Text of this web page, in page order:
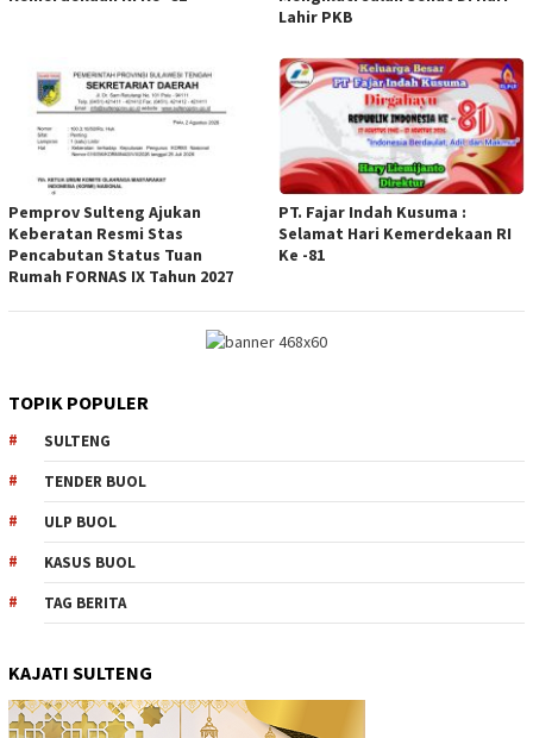
Lahir PKB
Pemprov Sulteng Ajukan
Keberatan Resmi Stas
Pencabutan Status Tuan
Rumah FORNAS IX Tahun 2027
PT. Fajar Indah Kusuma :
Selamat Hari Kemerdekaan RI
Ke -81
TOPIK POPULER
SULTENG
TENDER BUOL
ULP BUOL
KASUS BUOL
TAG BERITA
KAJATI SULTENG